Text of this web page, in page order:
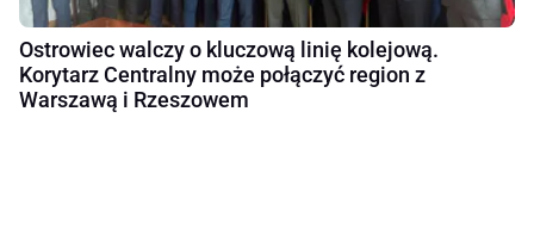
Ostrowiec walczy o kluczową linię kolejową.
Korytarz Centralny może połączyć region z
Warszawą i Rzeszowem